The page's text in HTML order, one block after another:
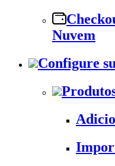
Nuvem
Configure